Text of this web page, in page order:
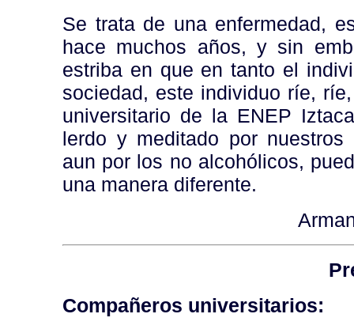
Se trata de una enfermedad,
hace muchos años, y sin
estriba en que en tanto el
sociedad, este individuo ríe,
universitario de la ENEP
lerdo y meditado por nuestros
aun por los no alcohólicos,
una manera diferente.
Compañeros universitarios: